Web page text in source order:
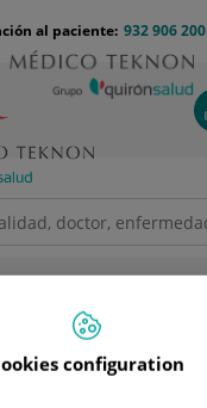
932 906 200
al paciente:
configuration